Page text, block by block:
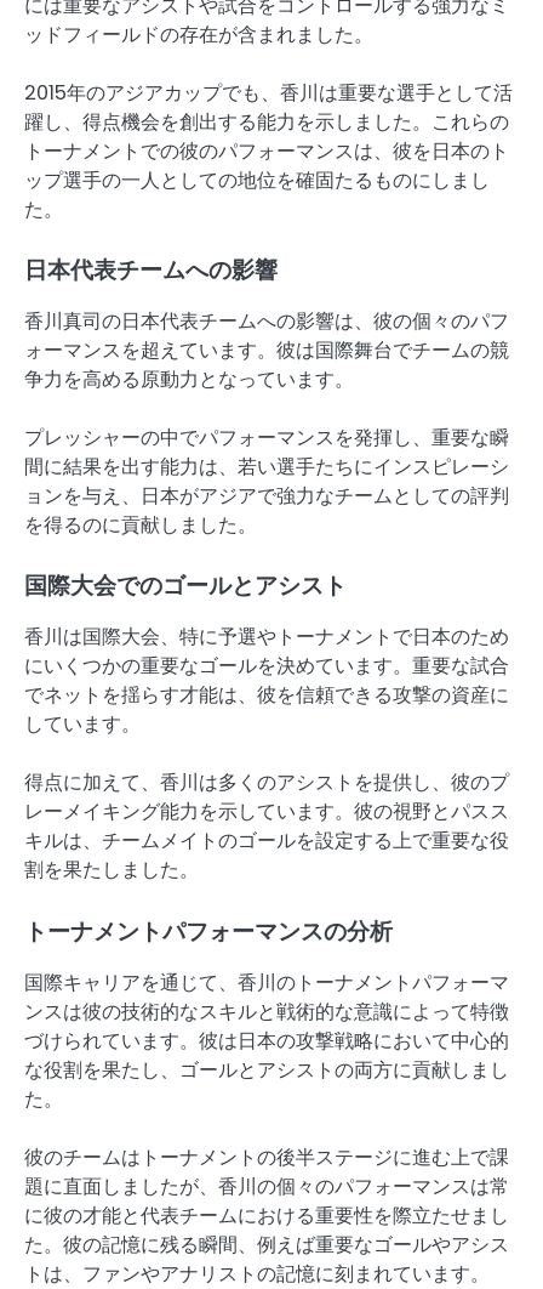
ッドフィールドの存在が含まれました。
2015年のアジアカップでも、香川は重要な選手として活
躍し、得点機会を創出する能力を示しました。これらの
トーナメントでの彼のパフォーマンスは、彼を日本のト
ップ選手の一人としての地位を確固たるものにしまし
た。
日本代表チームへの影響
香川真司の日本代表チームへの影響は、彼の個々のパフ
ォーマンスを超えています。彼は国際舞台でチームの競
争力を高める原動力となっています。
プレッシャーの中でパフォーマンスを発揮し、重要な瞬
間に結果を出す能力は、若い選手たちにインスピレーシ
ョンを与え、日本がアジアで強力なチームとしての評判
を得るのに貢献しました。
国際大会でのゴールとアシスト
香川は国際大会、特に予選やトーナメントで日本のため
にいくつかの重要なゴールを決めています。重要な試合
でネットを揺らす才能は、彼を信頼できる攻撃の資産に
しています。
得点に加えて、香川は多くのアシストを提供し、彼のプ
レーメイキング能力を示しています。彼の視野とパスス
キルは、チームメイトのゴールを設定する上で重要な役
割を果たしました。
トーナメントパフォーマンスの分析
国際キャリアを通じて、香川のトーナメントパフォーマ
ンスは彼の技術的なスキルと戦術的な意識によって特徴
づけられています。彼は日本の攻撃戦略において中心的
な役割を果たし、ゴールとアシストの両方に貢献しまし
た。
彼のチームはトーナメントの後半ステージに進む上で課
題に直面しましたが、香川の個々のパフォーマンスは常
に彼の才能と代表チームにおける重要性を際立たせまし
た。彼の記憶に残る瞬間、例えば重要なゴールやアシス
トは、ファンやアナリストの記憶に刻まれています。